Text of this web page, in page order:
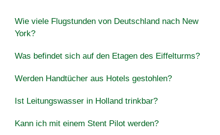
Wie viele Flugstunden von Deutschland nach New
York?
Was befindet sich auf den Etagen des Eiffelturms?
Werden Handtücher aus Hotels gestohlen?
Ist Leitungswasser in Holland trinkbar?
Kann ich mit einem Stent Pilot werden?